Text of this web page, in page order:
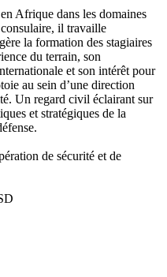
Afrique dans les domaines
il travaille
la formation des stagiaires
du terrain, son
et son intérêt pour
au sein d’une direction
Un regard civil éclairant sur
et stratégiques de la
de sécurité et de